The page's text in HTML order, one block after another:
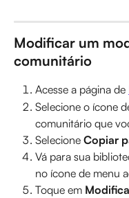
Modificar um
comunitário
Acesse a página de
Selecione o ícone
comunitário que
Selecione Copiar
Vá para sua
no ícone de menu
Toque em